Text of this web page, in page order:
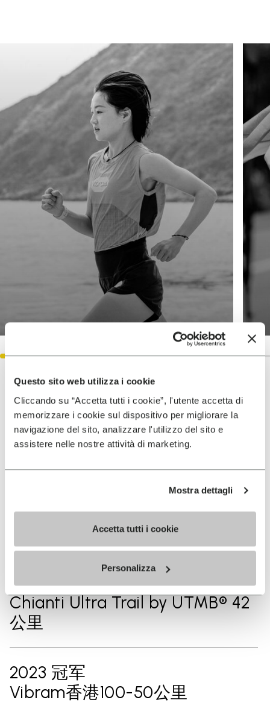
Questo sito web utilizza i cookie
Cliccando su “Accetta tutti i cookie”, l'utente accetta di
memorizzare i cookie sul dispositivo per migliorare la
navigazione del sito, analizzare l'utilizzo del sito e
assistere nelle nostre attività di marketing.
Mostra dettagli
Accetta tutti i cookie
Personalizza
成就
2024 亚军
2024 季军
Ultra-Trail®宁海 – 60公里
2024 第14名
Chianti Ultra Trail by UTMB® 42
公里
2023 冠军
Vibram香港100-50公里